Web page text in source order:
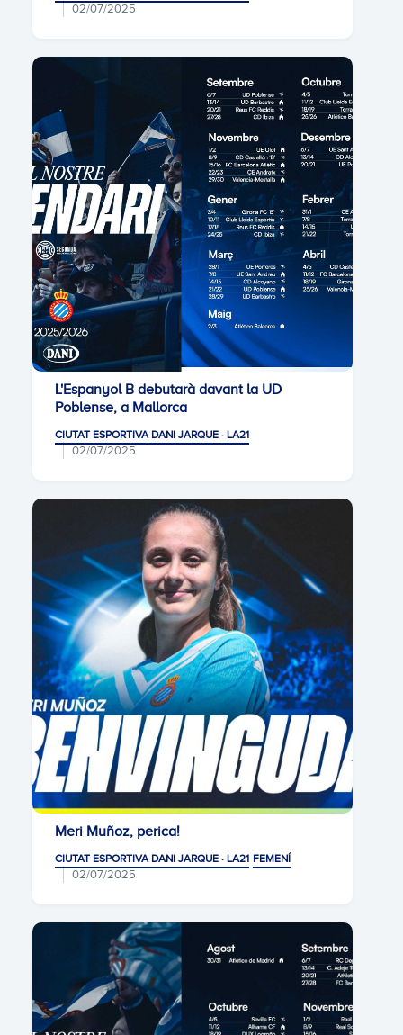
02/07/2025
L'Espanyol B debutarà davant la UD
Poblense, a Mallorca
CIUTAT ESPORTIVA DANI JARQUE · LA21
02/07/2025
Meri Muñoz, perica!
CIUTAT ESPORTIVA DANI JARQUE · LA21 FEMENÍ
02/07/2025